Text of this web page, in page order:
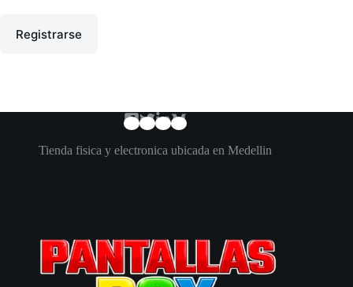
Registrarse
Tienda fisica y electronica ubicada en Medellin